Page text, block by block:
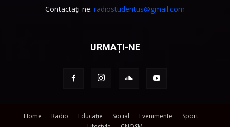
Contactați-ne: radiostudentus@gmail.com
URMAȚI-NE
Home Radio Educație Social Evenimente
Sport